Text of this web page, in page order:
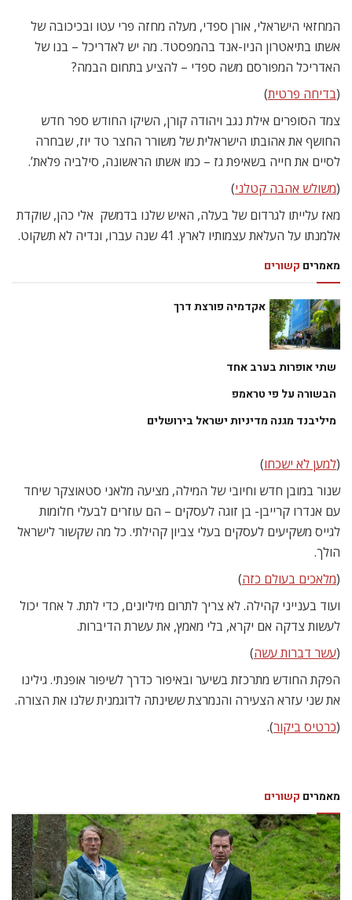
המחזאי הישראלי, אורן ספדי, מעלה מחזה פרי עטו ובכיכובה של
אשתו בתיאטרון הניו-אנד בהמפסטד. מה יש לאדריכל – בנו של
האדריכל המפורסם משה ספדי – להציע בתחום הבמה?
(בדיחה פרטית)
צמד הסופרים אילת נגב ויהודה קורן, השיקו החודש ספר חדש
החושף את אהובתו הישראלית של משורר החצר טד יוז, שבחרה
לסיים את חייה בשאיפת גז – כמו אשתו הראשונה, סילביה פלאת’.
(משולש אהבה קטלני)
מאז עלייתו לגרדום של בעלה, האיש שלנו בדמשק  אלי כהן, שוקדת
אלמנתו על העלאת עצמותיו לארץ. 41 שנה עברו, ונדיה לא תשקוט.
מאמרים קשורים
אקדמיה פורצת דרך
שתי אופרות בערב אחד
הבשורה על פי טראמפ
מיליבנד מגנה מדיניות ישראל בירושלים
(למען לא ישכחו)
שנור במובן חדש וחיובי של המילה, מציעה מלאני סטאוצקר שיחד
עם אנדרו קרייבן- בן זוגה לעסקים – הם עוזרים לבעלי חלומות
לגייס משקיעים לעסקים בעלי צביון קהילתי. כל מה שקשור לישראל 
הולך.
(מלאכים בעולם כזה)
ועוד בענייני קהילה. לא צריך לתרום מיליונים, כדי לתת. ל אחד יכול
לעשות צדקה אם יקרא, בלי מאמץ, את עשרת הדיברות.
(עשר דברות עשה)
הפקת החודש מתרכזת בשיער ובאיפור כדרך לשיפור אופנתי. גילינו
את שני עזרא הצעירה והנמרצת ששינתה לדוגמנית שלנו את הצורה.
(כרטיס ביקור).
מאמרים קשורים